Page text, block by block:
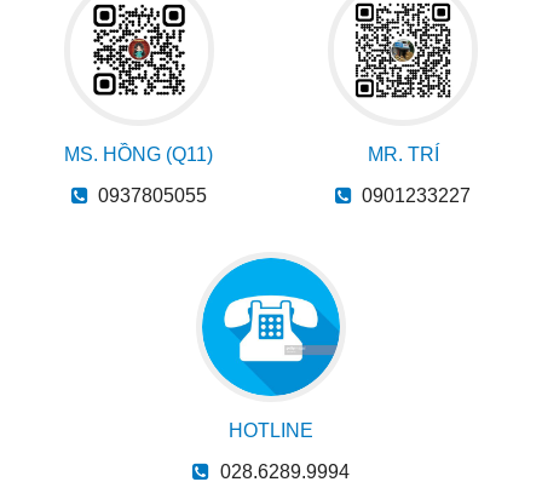
MS. HỒNG (Q11)
0937805055
MR. TRÍ
0901233227
HOTLINE
028.6289.9994